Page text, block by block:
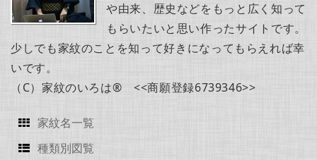
や由来、歴史などをもっと広く知って
もらいたいと思い作ったサイトです。
少しでも家紋のことを知って好きになってもらえれば幸
いです。
（C）家紋のいろは® <<商願登録6739346>>
家紋名一覧
種類別図覧